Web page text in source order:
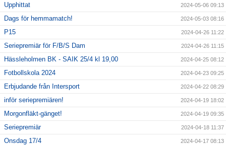
Upphittat 2024-05-06 09:13
Dags för hemmamatch! 2024-05-03 08:16
P15 2024-04-26 11:22
Seriepremiär för F/B/S Dam 2024-04-26 11:15
Hässleholmen BK - SAIK 25/4 kl 19,00 2024-04-25 08:12
Fotbollskola 2024 2024-04-23 09:25
Erbjudande från Intersport 2024-04-22 08:29
inför seriepremiären! 2024-04-19 18:02
Morgonfläkt-gänget! 2024-04-19 09:35
Seriepremiär 2024-04-18 11:37
Onsdag 17/4 2024-04-17 08:13